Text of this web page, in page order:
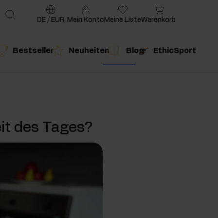
Bestseller Neuheiten Blog EthicSport
DE / EUR Mein Konto Meine ListeWarenkorb
des Tages?